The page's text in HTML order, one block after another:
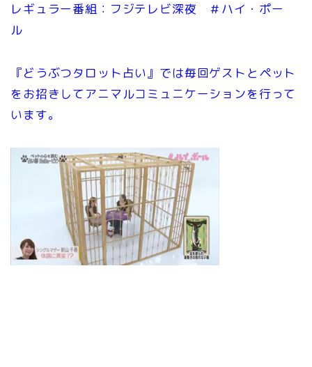
レギュラー番組：フジテレビ深夜 ＃ハイ・ポー
ル
『どうぶつタロット占い』では毎回ゲストとペット
をお招きしてアニマルコミュニケーションを行って
います。